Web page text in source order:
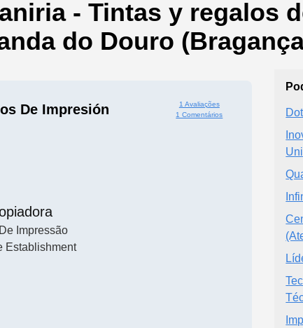
- Tintas y regalos
do Douro
De Impresión
1 Avaliações
1 Comentários
Impressão
Establishment